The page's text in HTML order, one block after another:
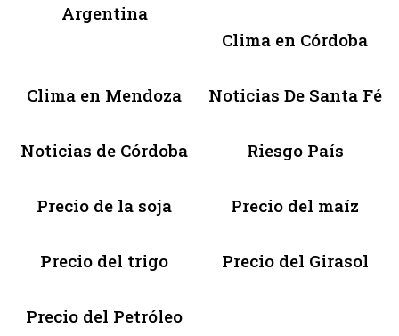
Argentina
Clima en Córdoba
Clima en Mendoza Noticias De Santa Fé
Noticias de Córdoba Riesgo País
Precio de la soja Precio del maíz
Precio del trigo Precio del Girasol
Precio del Petróleo